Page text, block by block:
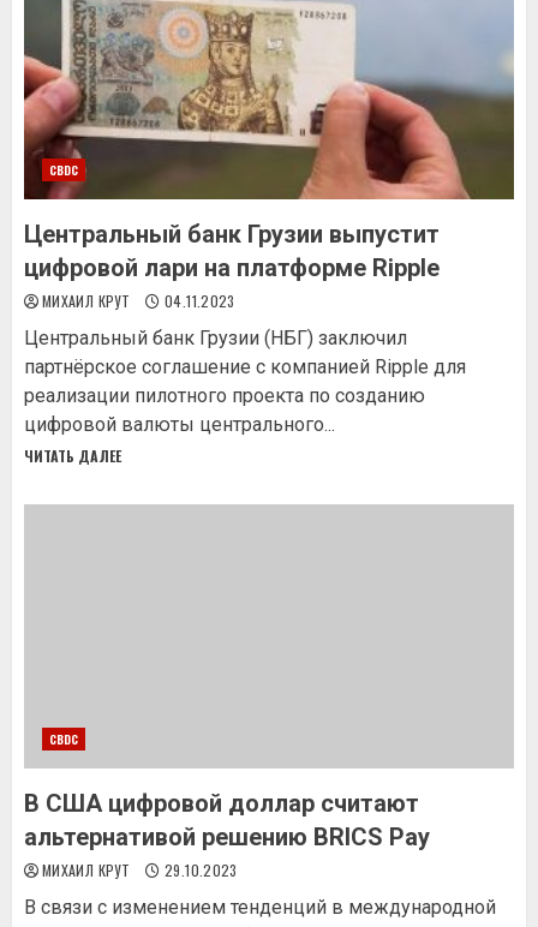
CBDC
Центральный банк Грузии выпустит
цифровой лари на платформе Ripple
МИХАИЛ КРУТ 04.11.2023
Центральный банк Грузии (НБГ) заключил
партнёрское соглашение с компанией Ripple для
реализации пилотного проекта по созданию
цифровой валюты центрального...
ЧИТАТЬ ДАЛЕЕ
CBDC
В США цифровой доллар считают
альтернативой решению BRICS Pay
МИХАИЛ КРУТ 29.10.2023
В связи с изменением тенденций в международной